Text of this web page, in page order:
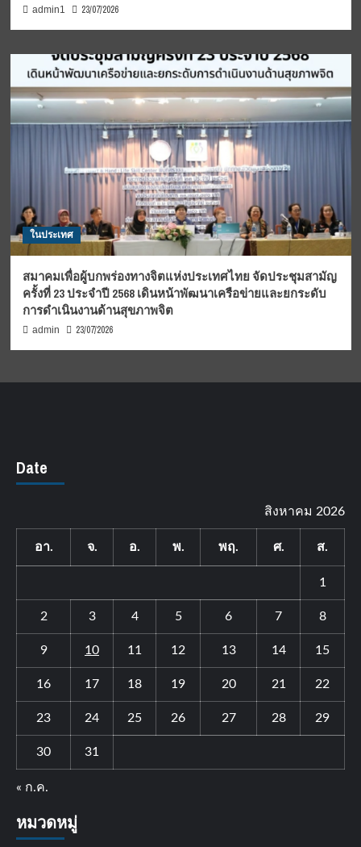
admin1 23/07/2026
ในประเทศ
สมาคมเพื่อผู้บกพร่องทางจิตแห่งประเทศไทย จัดประชุมสามัญ
ครั้งที่ 23 ประจำปี 2568 เดินหน้าพัฒนาเครือข่ายและยกระดับ
การดำเนินงานด้านสุขภาพจิต
admin 23/07/2026
Date
สิงหาคม 2026
อา. จ. อ. พ. พฤ. ศ. ส.
1
2 3 4 5 6 7 8
9 10 11 12 13 14 15
16 17 18 19 20 21 22
23 24 25 26 27 28 29
30 31
« ก.ค.
หมวดหมู่